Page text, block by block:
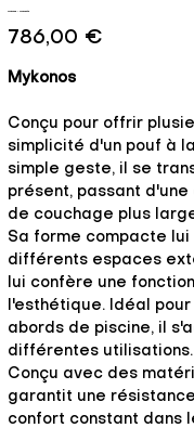
Prix
786,00 €
Mykonos
Conçu pour offrir
simplicité d'un pouf à
simple geste, il se
présent, passant
de couchage plus
Sa forme compacte
différents espaces
lui confère une
l'esthétique. Idéal
abords de piscine, il
différentes utilisations.
Conçu avec des
garantit une
confort constant dans